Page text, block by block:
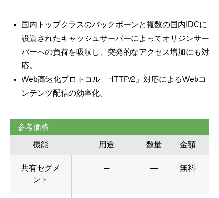
国内トップクラスのバックボーンと複数の国内IDCに
設置されたキャッシュサーバーによってオリジンサー
バーへの負荷を吸収し、突発的なアクセス増加にも対
応。
Web高速化プロトコル「HTTP/2」対応によるWebコ
ンテンツ配信の効率化。
参考価格
機能 用途 数量 金額
共有セグメ
ント
─ ― 無料